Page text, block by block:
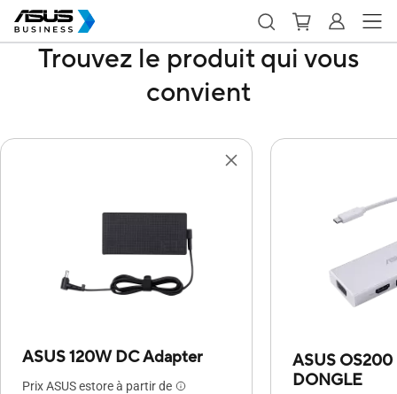
Trouvez le produit qui vous
convient
ASUS 120W DC Adapter
Prix ASUS estore à partir de
ASUS OS200
DONGLE